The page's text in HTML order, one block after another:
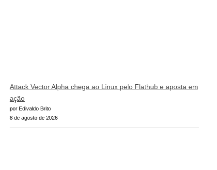
Attack Vector Alpha chega ao Linux pelo Flathub e aposta em
ação
por Edivaldo Brito
8 de agosto de 2026